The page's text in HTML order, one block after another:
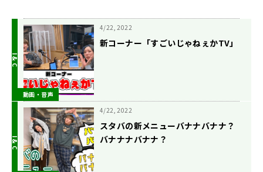
動画・音声
4/22, 2022
新コーナー「すごいじゃねぇかTV」
4/22, 2022
スタバの新メニューバナナバナナ？
バナナナバナナ？